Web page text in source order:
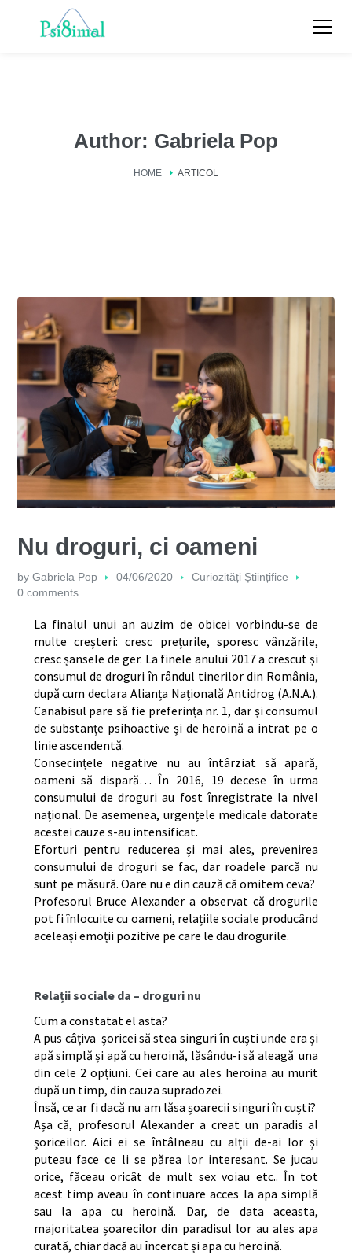
Author: Gabriela Pop
HOME ARTICOL
Nu droguri, ci oameni
byGabriela Pop 04/06/2020
Curiozități Științifice
0 comments
La finalul unui an auzim de obicei vorbindu-se de
multe creșteri: cresc prețurile, sporesc vânzările,
cresc șansele de ger. La finele anului 2017 a crescut și
consumul de droguri în rândul tinerilor din România,
după cum declara Alianța Națională Antidrog (A.N.A.).
Canabisul pare să fie preferința nr. 1, dar și consumul
de substanțe psihoactive și de heroină a intrat pe o
linie ascendentă.
Consecințele negative nu au întârziat să apară,
oameni să dispară… În 2016, 19 decese în urma
consumului de droguri au fost înregistrate la nivel
național. De asemenea, urgențele medicale datorate
acestei cauze s-au intensificat.
Eforturi pentru reducerea și mai ales, prevenirea
consumului de droguri se fac, dar roadele parcă nu
sunt pe măsură. Oare nu e din cauză că omitem ceva?
Profesorul Bruce Alexander a observat că drogurile
pot fi înlocuite cu oameni, relațiile sociale producând
aceleași emoții pozitive pe care le dau drogurile.
Relații sociale da – droguri nu
Cum a constatat el asta?
A pus câțiva șoricei să stea singuri în cuști unde era și
apă simplă și apă cu heroină, lăsându-i să aleagă una
din cele 2 opțiuni. Cei care au ales heroina au murit
după un timp, din cauza supradozei.
Însă, ce ar fi dacă nu am lăsa șoarecii singuri în cuști?
Așa că, profesorul Alexander a creat un paradis al
șoriceilor. Aici ei se întâlneau cu alții de-ai lor și
puteau face ce li se părea lor interesant. Se jucau
orice, făceau oricât de mult sex voiau etc.. În tot
acest timp aveau în continuare acces la apa simplă
sau la apa cu heroină. Dar, de data aceasta,
majoritatea șoarecilor din paradisul lor au ales apa
curată, chiar dacă au încercat și apa cu heroină.